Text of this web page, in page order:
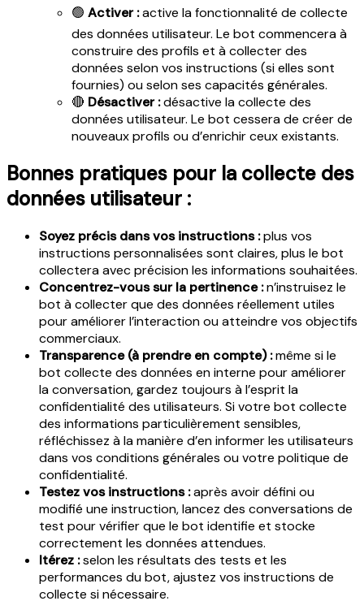
🟢 Activer :active la fonctionnalité de collecte
des données utilisateur. Le bot commencera à
construire des profils et à collecter des
données selon vos instructions (si elles sont
fournies) ou selon ses capacités générales.
🔴 Désactiver :désactive la collecte des
données utilisateur. Le bot cessera de créer de
nouveaux profils ou d’enrichir ceux existants.
Bonnes pratiques pour la collecte des
données utilisateur :
Soyez précis dans vos instructions :plus vos
instructions personnalisées sont claires, plus le bot
collectera avec précision les informations souhaitées.
Concentrez-vous sur la pertinence :n’instruisez le
bot à collecter que des données réellement utiles
pour améliorer l’interaction ou atteindre vos objectifs
commerciaux.
Transparence (à prendre en compte) :même si le
bot collecte des données en interne pour améliorer
la conversation, gardez toujours à l’esprit la
confidentialité des utilisateurs. Si votre bot collecte
des informations particulièrement sensibles,
réfléchissez à la manière d’en informer les utilisateurs
dans vos conditions générales ou votre politique de
confidentialité.
Testez vos instructions :après avoir défini ou
modifié une instruction, lancez des conversations de
test pour vérifier que le bot identifie et stocke
correctement les données attendues.
Itérez :selon les résultats des tests et les
performances du bot, ajustez vos instructions de
collecte si nécessaire.